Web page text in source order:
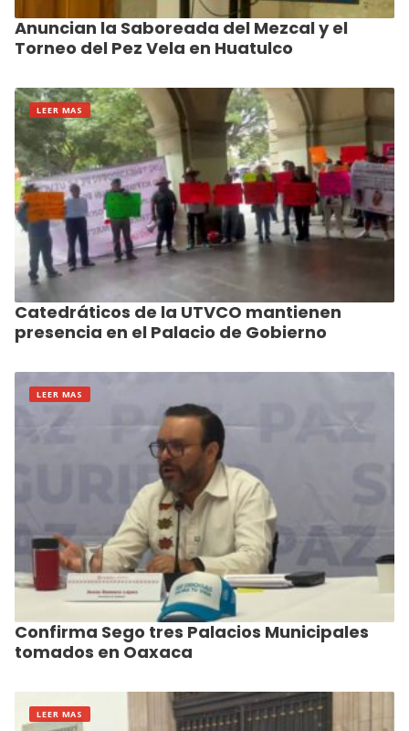
Anuncian la Saboreada del Mezcal y el
Torneo del Pez Vela en Huatulco
LEER MAS
Catedráticos de la UTVCO mantienen
presencia en el Palacio de Gobierno
LEER MAS
Confirma Sego tres Palacios Municipales
tomados en Oaxaca
LEER MAS